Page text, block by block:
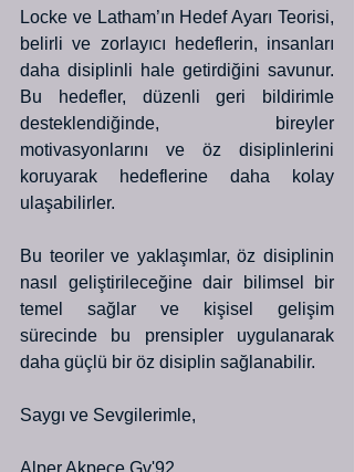
Locke ve Latham’ın Hedef Ayarı Teorisi,
belirli ve zorlayıcı hedeflerin, insanları
daha disiplinli hale getirdiğini savunur.
Bu hedefler, düzenli geri bildirimle
desteklendiğinde, bireyler
motivasyonlarını ve öz disiplinlerini
koruyarak hedeflerine daha kolay
ulaşabilirler.
Bu teoriler ve yaklaşımlar, öz disiplinin
nasıl geliştirileceğine dair bilimsel bir
temel sağlar ve kişisel gelişim
sürecinde bu prensipler uygulanarak
daha güçlü bir öz disiplin sağlanabilir.
Saygı ve Sevgilerimle,
Alper Akpeçe Gv'92